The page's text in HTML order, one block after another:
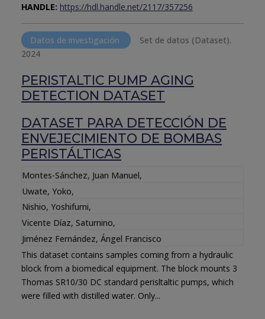
HANDLE: https://hdl.handle.net/2117/357256
Datos de investigación
Set de datos (Dataset).
2024
PERISTALTIC PUMP AGING
DETECTION DATASET
DATASET PARA DETECCIÓN DE
ENVEJECIMIENTO DE BOMBAS
PERISTÁLTICAS
Montes-Sánchez, Juan Manuel,
Uwate, Yoko,
Nishio, Yoshifumi,
Vicente Díaz, Saturnino,
Jiménez Fernández, Ángel Francisco
This dataset contains samples coming from a hydraulic
block from a biomedical equipment. The block mounts 3
Thomas SR10/30 DC standard perisltaltic pumps, which
were filled with distilled water. Only...